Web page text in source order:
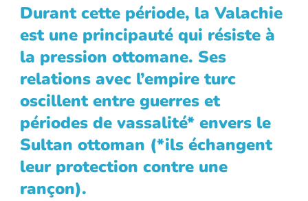
Durant cette période, la Valachie
est une principauté qui résiste à
la pression ottomane. Ses
relations avec l’empire turc
oscillent entre guerres et
périodes de vassalité* envers le
Sultan ottoman (*ils échangent
leur protection contre une
rançon).